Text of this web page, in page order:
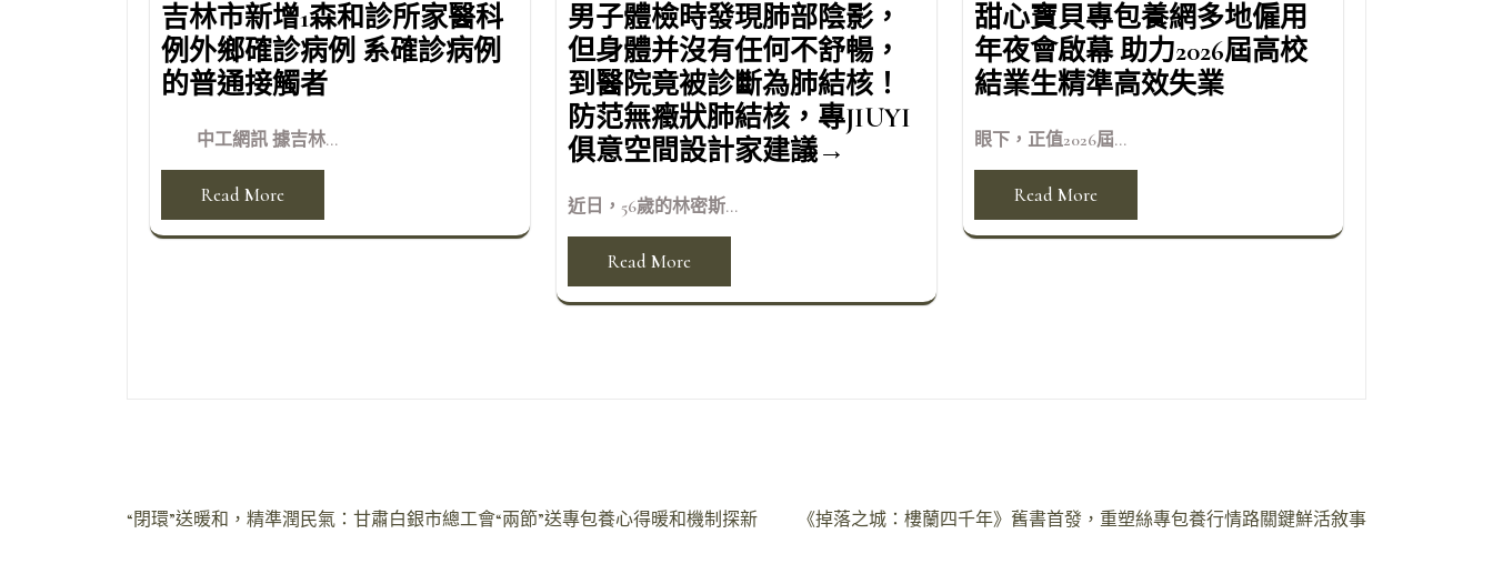
吉林市新增1森和診所家醫科
例外鄉確診病例 系確診病例
的普通接觸者
中工網訊 據吉林...
Read More
男子體檢時發現肺部陰影，
但身體并沒有任何不舒暢，
到醫院竟被診斷為肺結核！
防范無癥狀肺結核，專JIUYI
俱意空間設計家建議→
近日，56歲的林密斯...
Read More
甜心寶貝專包養網多地僱用
年夜會啟幕 助力2026屆高校
結業生精準高效失業
眼下，正值2026屆...
Read More
文
《掉落之城：樓蘭四千年》舊書首發，重塑絲專包養行情路關鍵鮮活敘事
“閉環”送暖和，精準潤民氣：甘肅白銀市總工會“兩節”送專包養心得暖和機制探新